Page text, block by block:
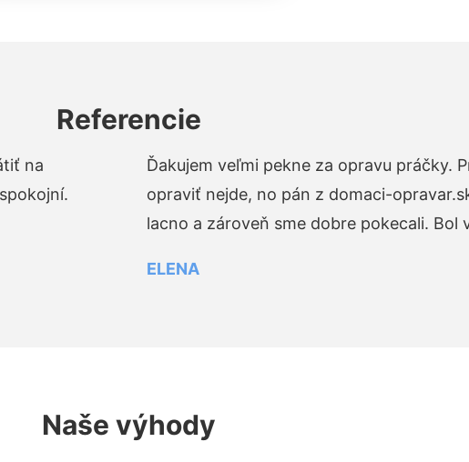
Referencie
na
Ďakujem veľmi pekne za opravu práčky.
opraviť nejde, no pán z domaci-
lacno a zároveň sme dobre pokecali. Bol
ELENA
Naše výhody